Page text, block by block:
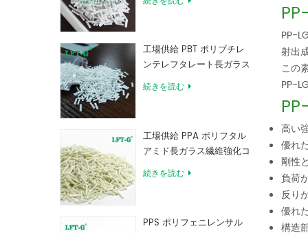
工場供給 PBT ポリブチレ
ンテレフタレート長ガラス
繊維強化コンパウンド
続きを読む
工場供給 PPA ポリフタル
アミド長ガラス繊維強化コ
ンパウンド
続きを読む
PPS ポリフェニレンサル
PP-
射出
この
PP-
高い
優れ
剛性
負荷
反り
優れ
構造